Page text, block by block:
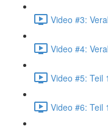
Video #3:
Video #4:
Video #5: Teil
Video #6: Teil